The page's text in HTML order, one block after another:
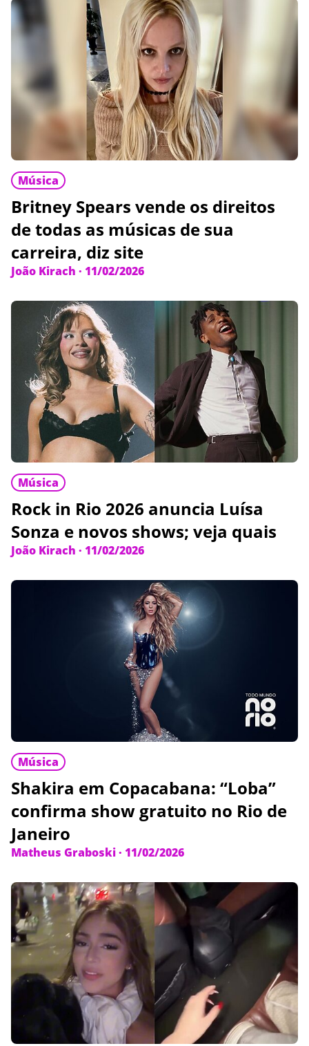
Música
Britney Spears vende os direitos
de todas as músicas de sua
carreira, diz site
João Kirach · 11/02/2026
Música
Rock in Rio 2026 anuncia Luísa
Sonza e novos shows; veja quais
João Kirach · 11/02/2026
Música
Shakira em Copacabana: “Loba”
confirma show gratuito no Rio de
Janeiro
Matheus Graboski· 11/02/2026